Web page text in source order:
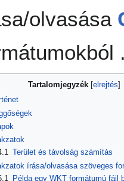
olvasása
Tartalomjegyzék
Terület és távolság számítás
írása/olvasása szöveges
Példa egy WKT formátumú fájl